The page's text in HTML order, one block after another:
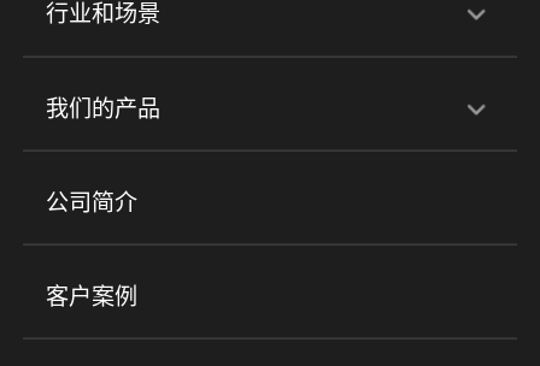
行业和场景
行业解决方案
培训机构 职业技能培训 兴趣培训
金融行业
我们的产品
产品
小程序商城 ERP 企微SCRM
社群圈子
公司简介
客户案例